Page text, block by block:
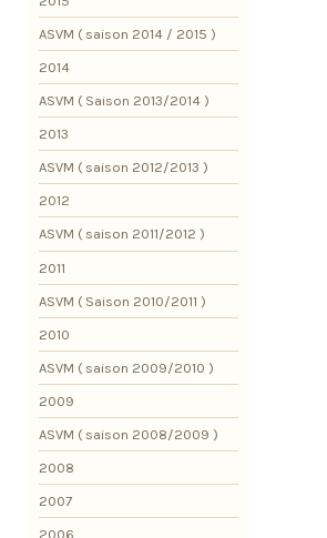
ASVM ( saison 2014 / 2015 )
2014
ASVM ( Saison 2013/2014 )
2013
ASVM ( saison 2012/2013 )
2012
ASVM ( saison 2011/2012 )
2011
ASVM ( Saison 2010/2011 )
2010
ASVM ( saison 2009/2010 )
2009
ASVM ( saison 2008/2009 )
2008
2007
2006